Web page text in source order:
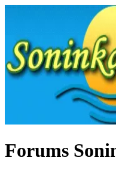
Forums